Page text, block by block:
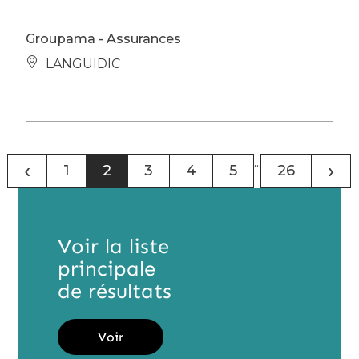
Groupama - Assurances
LANGUIDIC
‹ 1 2 3 4 5 ... 26 ›
Voir la liste
principale
de résultats
Voir